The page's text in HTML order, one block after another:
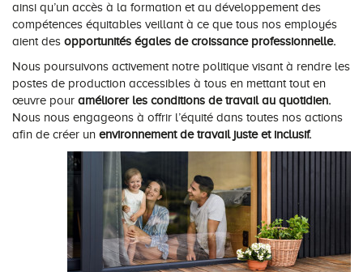
ainsi qu’un accès à la formation et au développement des
compétences équitables veillant à ce que tous nos employés
aient des opportunités égales de croissance professionnelle.
Nous poursuivons activement notre politique visant à rendre les
postes de production accessibles à tous en mettant tout en
œuvre pour améliorer les conditions de travail au quotidien.
Nous nous engageons à offrir l’équité dans toutes nos actions
afin de créer un environnement de travail juste et inclusif.